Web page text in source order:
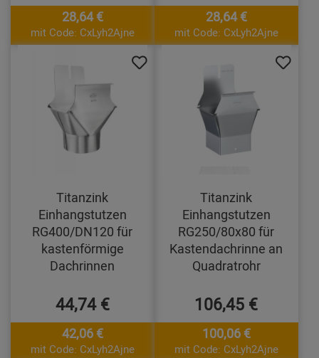
28,64 €
mit Code: CxLyh2Ajne
28,64 €
mit Code: CxLyh2Ajne
Titanzink
Einhangstutzen
RG400/DN120 für
kastenförmige
Dachrinnen
44,74 €
42,06 €
mit Code: CxLyh2Ajne
Titanzink
Einhangstutzen
RG250/80x80 für
Kastendachrinne an
Quadratrohr
106,45 €
100,06 €
mit Code: CxLyh2Ajne